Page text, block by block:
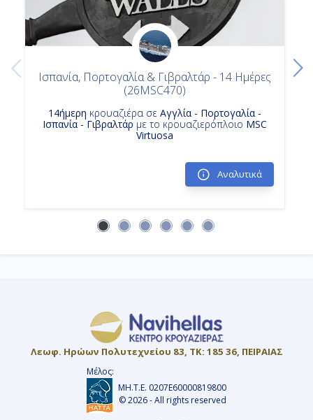
-
-
Ημέρα 15η
Ισπανία, Πορτογαλία & Γιβραλτάρ - 14 Ημέρες
(26MSC470)
14ήμερη κρουαζιέρα σε Αγγλία - Πορτογαλία -
Ισπανία - Γιβραλτάρ με το κρουαζιερόπλοιο MSC
Virtuosa
Αναλυτικά
Λεωφ. Ηρώων Πολυτεχνείου 83, ΤΚ: 185 36, ΠΕΙΡΑΙΑΣ
Μέλος:
ΜΗ.Τ.Ε. 0207Ε60000819800
© 2026 - All rights reserved